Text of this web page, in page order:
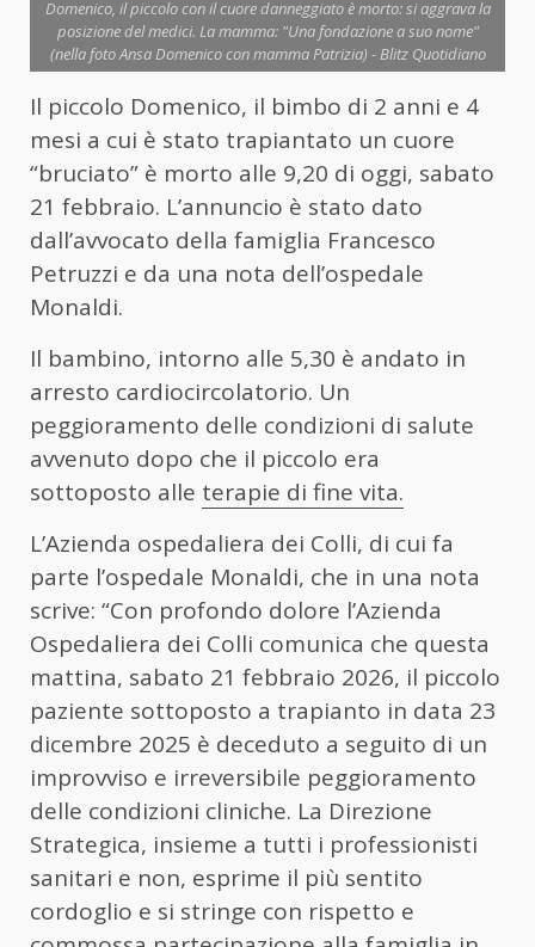
Domenico, il piccolo con il cuore danneggiato è morto: si aggrava la
posizione del medici. La mamma: "Una fondazione a suo nome"
(nella foto Ansa Domenico con mamma Patrizia) - Blitz Quotidiano
Il piccolo Domenico, il bimbo di 2 anni e 4
mesi a cui è stato trapiantato un cuore
“bruciato” è morto alle 9,20 di oggi, sabato
21 febbraio. L’annuncio è stato dato
dall’avvocato della famiglia Francesco
Petruzzi e da una nota dell’ospedale
Monaldi.
Il bambino, intorno alle 5,30 è andato in
arresto cardiocircolatorio. Un
peggioramento delle condizioni di salute
avvenuto dopo che il piccolo era
sottoposto alle terapie di fine vita.
L’Azienda ospedaliera dei Colli, di cui fa
parte l’ospedale Monaldi, che in una nota
scrive: “Con profondo dolore l’Azienda
Ospedaliera dei Colli comunica che questa
mattina, sabato 21 febbraio 2026, il piccolo
paziente sottoposto a trapianto in data 23
dicembre 2025 è deceduto a seguito di un
improvviso e irreversibile peggioramento
delle condizioni cliniche. La Direzione
Strategica, insieme a tutti i professionisti
sanitari e non, esprime il più sentito
cordoglio e si stringe con rispetto e